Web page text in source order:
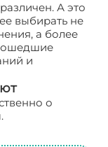
А это
выбирать не
а более
и
о